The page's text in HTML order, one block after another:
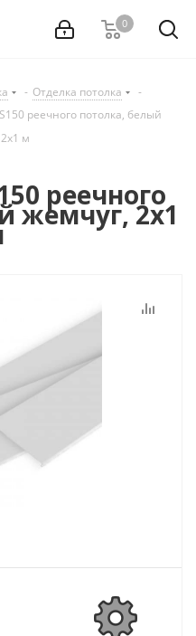
0
- Отделка потолка
-
реечного потолка, белый
м
реечного
жемчуг, 2x1